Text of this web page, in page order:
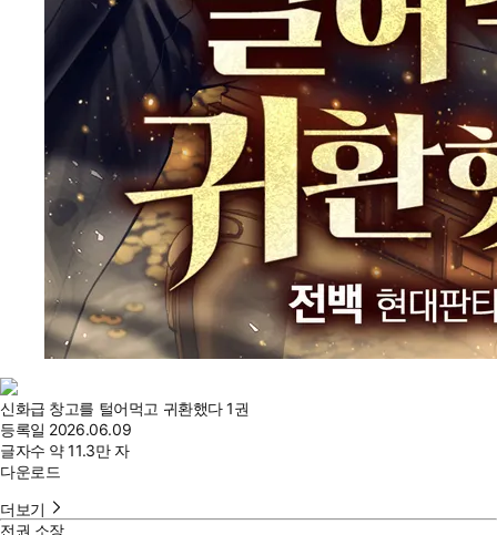
신화급 창고를 털어먹고 귀환했다 1권
등록일 2026.06.09
글자수 약 11.3만 자
다운로드
더보기
전권 소장